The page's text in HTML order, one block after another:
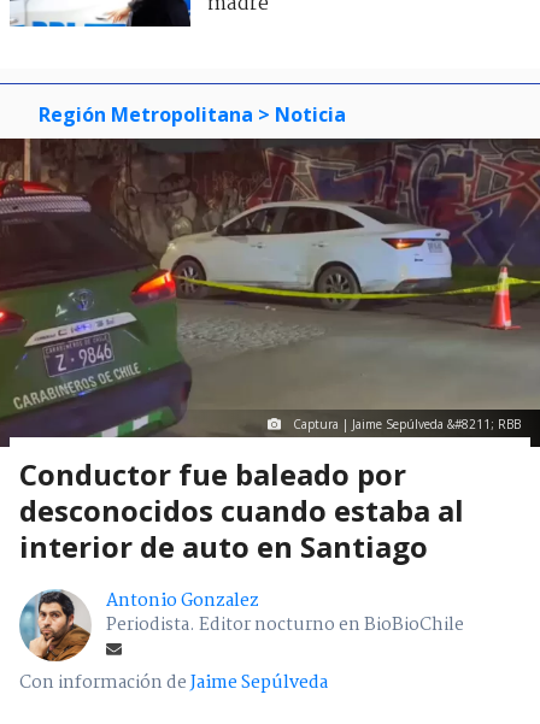
Región Metropolitana > Noticia
Captura | Jaime Sepúlveda &#8211; RBB
Conductor fue baleado por
desconocidos cuando estaba al
interior de auto en Santiago
Antonio Gonzalez
Periodista. Editor nocturno en BioBioChile
Con información deJaime Sepúlveda